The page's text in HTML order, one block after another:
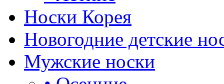
Носки Корея
Новогодние детские
Мужские носки